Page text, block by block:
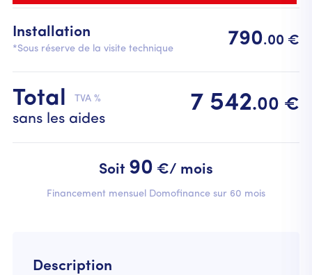
Description
Installation
*Sous réserve de la visite technique 790.00 €
Total TVA %
sans les aides
7 542.00 €
Soit 90 €/ mois
Financement mensuel Domofinance sur 60 mois